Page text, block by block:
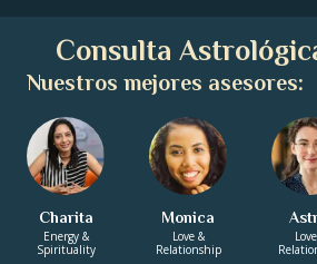
Consulta
Nuestros mejores asesores:
Charita
Energy &
Spirituality
Monica
Love &
Relationship